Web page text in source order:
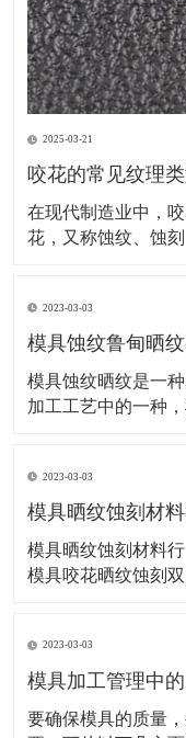
2025-03-21
咬花的常见纹理
在现代制造业中，
花，又称蚀纹、蚀
感、增强摩擦系数
咬花的常见纹理类
2023-03-03
模具蚀纹鲁甸晒
模具蚀纹晒纹是一
加工工艺中的一种
哪些应用作用呢？
纹晒纹是表面解决
2023-03-03
模具晒纹蚀刻材
模具晒纹蚀刻材料
模具咬花晒纹蚀刻双层打
2023-03-03
模具加工管理中
要确保模具的质量